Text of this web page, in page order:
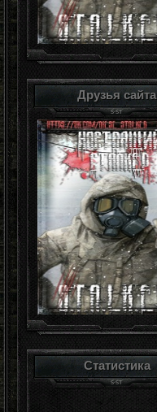
Друзья сайта
Статистика